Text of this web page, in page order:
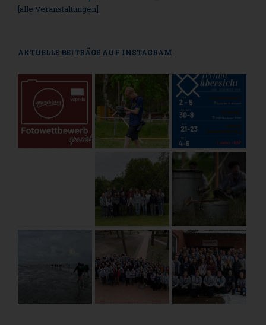
[alle Veranstaltungen]
AKTUELLE BEITRÄGE AUF INSTAGRAM